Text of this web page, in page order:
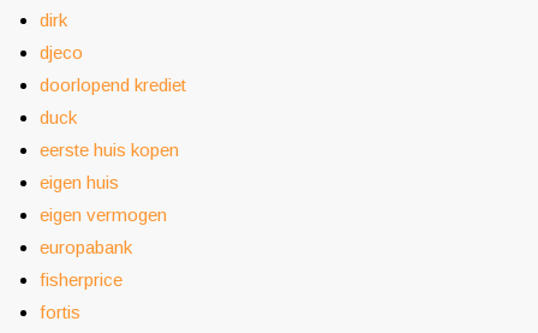
dirk
djeco
doorlopend krediet
duck
eerste huis kopen
eigen huis
eigen vermogen
europabank
fisherprice
fortis